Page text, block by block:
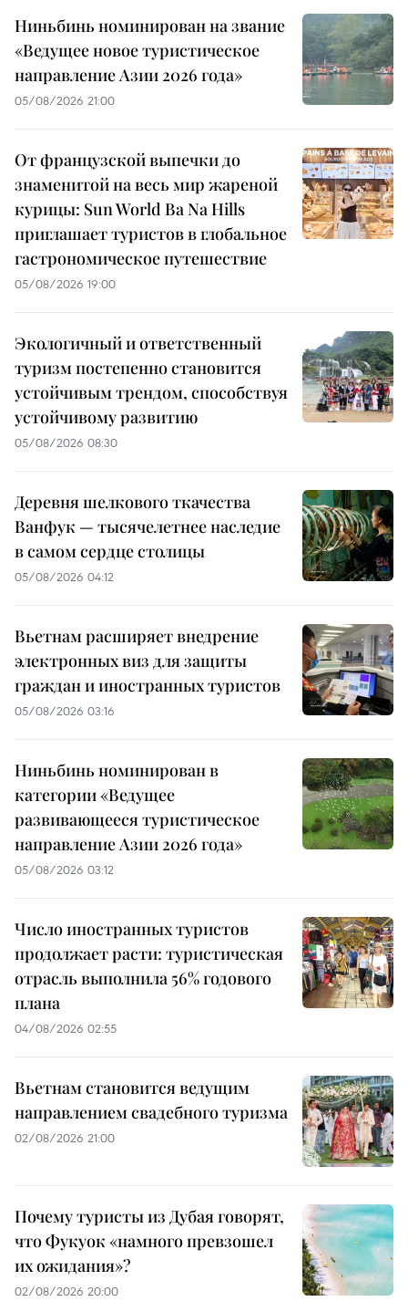
Ниньбинь номинирован на звание
«Ведущее новое туристическое
направление Азии 2026 года»
05/08/2026 21:00
От французской выпечки до
знаменитой на весь мир жареной
курицы: Sun World Ba Na Hills
приглашает туристов в глобальное
гастрономическое путешествие
05/08/2026 19:00
Экологичный и ответственный
туризм постепенно становится
устойчивым трендом, способствуя
устойчивому развитию
05/08/2026 08:30
Деревня шелкового ткачества
Ванфук — тысячелетнее наследие
в самом сердце столицы
05/08/2026 04:12
Вьетнам расширяет внедрение
электронных виз для защиты
граждан и иностранных туристов
05/08/2026 03:16
Ниньбинь номинирован в
категории «Ведущее
развивающееся туристическое
направление Азии 2026 года»
05/08/2026 03:12
Число иностранных туристов
продолжает расти: туристическая
отрасль выполнила 56% годового
плана
04/08/2026 02:55
Вьетнам становится ведущим
направлением свадебного туризма
02/08/2026 21:00
Почему туристы из Дубая говорят,
что Фукуок «намного превзошел
их ожидания»?
02/08/2026 20:00